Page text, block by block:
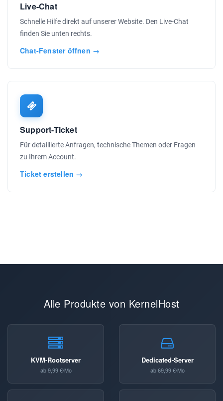
Live-Chat
Schnelle Hilfe direkt auf unserer Website. Den Live-Chat
finden Sie unten rechts.
Chat-Fenster öffnen →
Support-Ticket
Für detaillierte Anfragen, technische Themen oder Fragen
zu Ihrem Account.
Ticket erstellen →
Alle Produkte von KernelHost
KVM-Rootserver
ab 9,99 €/Mo
Dedicated-Server
ab 69,99 €/Mo